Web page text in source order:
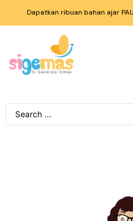
Dapatkan ribuan bahan ajar